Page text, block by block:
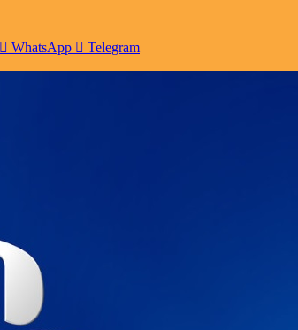
WhatsApp Telegram